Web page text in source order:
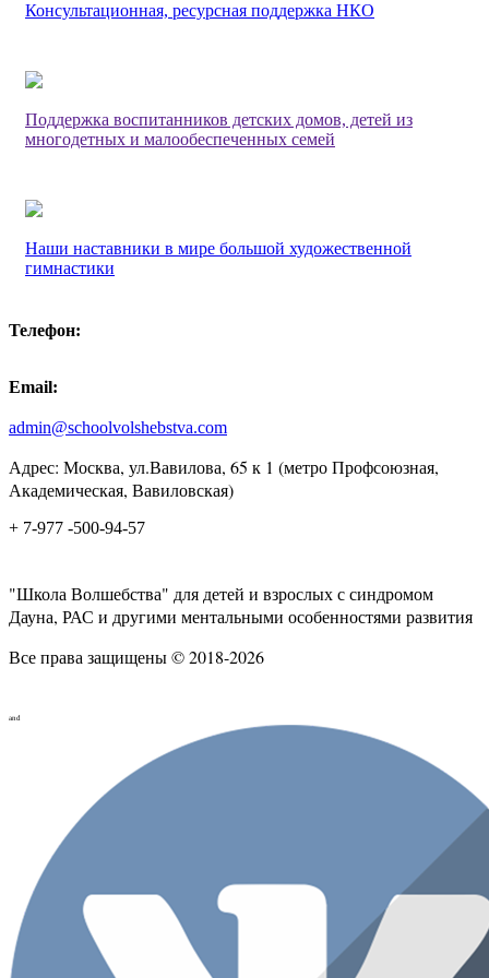
Консультационная, ресурсная поддержка НКО
Поддержка воспитанников детских домов, детей из
многодетных и малообеспеченных семей
Наши наставники в мире большой художественной
гимнастики
Телефон:
Email:
admin@schoolvolshebstva.com
Адрес: Москва, ул.Вавилова, 65 к 1 (метро Профсоюзная,
Академическая, Вавиловская)
+ 7-977 -500-94-57
"Школа Волшебства" для детей и взрослых с синдромом
Дауна, РАС и другими ментальными особенностями развития
Все права защищены © 2018-2026
and